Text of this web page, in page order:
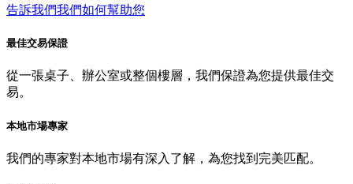
告訴我們我們如何幫助您
最佳交易保證
從一張桌子、辦公室或整個樓層，我們保證為您提供最佳交
易。
本地市場專家
我們的專家對本地市場有深入了解，為您找到完美匹配。